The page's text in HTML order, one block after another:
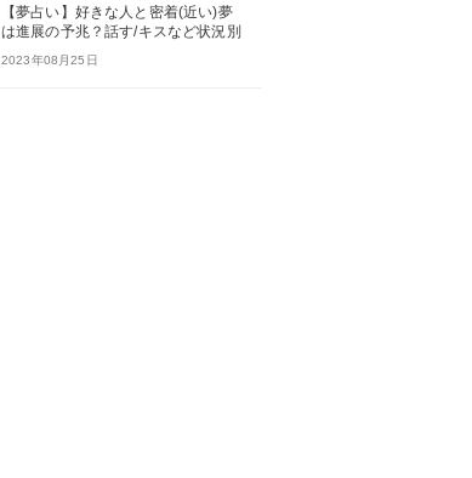
【夢占い】好きな人と密着(近い)夢
は進展の予兆？話す/キスなど状況別
2023年08月25日